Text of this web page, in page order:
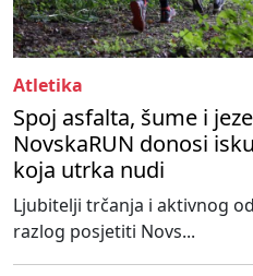
Atletika
Spoj asfalta, šume i
NovskaRUN donosi
koja utrka nudi
Ljubitelji trčanja i aktivnog
razlog posjetiti Novs...